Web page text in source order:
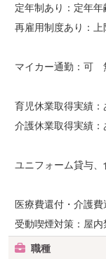
定年制あり：定年
再雇用制度あり：
マイカー通勤：可
育児休業取得実績：
介護休業取得実績：
ユニフォーム貸与、
医療費還付・介護費
受動喫煙対策：屋内
職種